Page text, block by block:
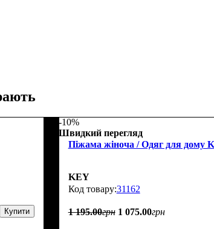
Купити
-10%
Швидкий перегляд
Піжама жіноча / Одяг для дому
KEY
31162
1 195.00грн 1 075.00грн